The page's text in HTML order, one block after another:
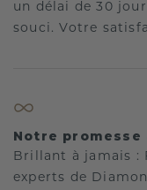
un délai de 30
souci. Votre
Notre promesse
Brillant à jamais :
experts de